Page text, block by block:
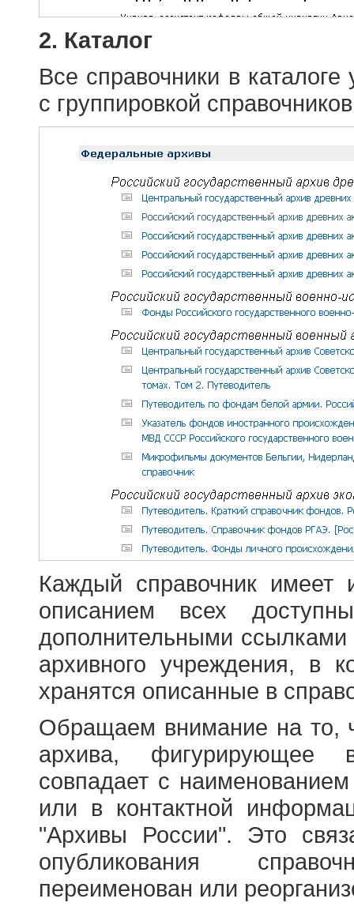
2. Каталог
Все справочники в
с группировкой
Каждый справочник имеет
описанием всех
дополнительными
архивного учреждения, в
хранятся описанные в
Обращаем внимание на то,
архива, фигурирующее
совпадает с
или в контактной
"Архивы России". Это
опубликования
переименован или